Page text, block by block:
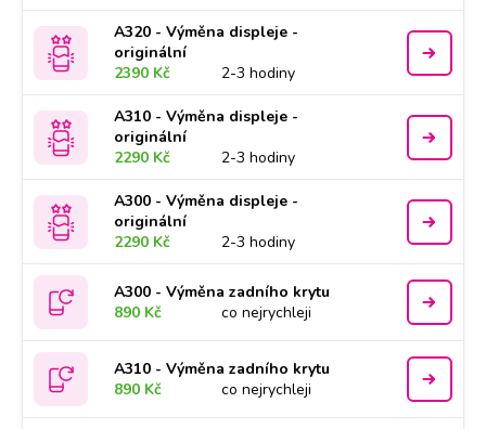
A320 - Výměna displeje -
originální
2390 Kč
2-3 hodiny
A310 - Výměna displeje -
originální
2290 Kč
2-3 hodiny
A300 - Výměna displeje -
originální
2290 Kč
2-3 hodiny
A300 - Výměna zadního krytu
890 Kč
co nejrychleji
A310 - Výměna zadního krytu
890 Kč
co nejrychleji